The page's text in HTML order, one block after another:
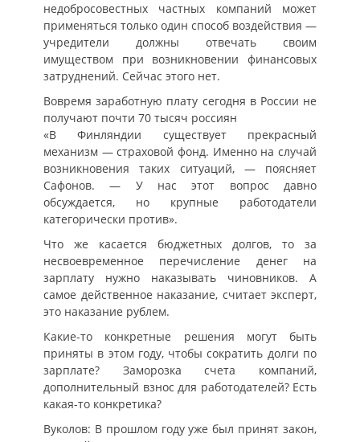
недобросовестных частных компаний может
применяться только один способ воздействия —
учредители должны отвечать своим
имуществом при возникновении финансовых
затруднений. Сейчас этого нет.
Вовремя заработную плату сегодня в России не
получают почти 70 тысяч россиян
«В Финляндии существует прекрасный
механизм — страховой фонд. Именно на случай
возникновения таких ситуаций, — поясняет
Сафонов. — У нас этот вопрос давно
обсуждается, но крупные работодатели
категорически против».
Что же касается бюджетных долгов, то за
несвоевременное перечисление денег на
зарплату нужно наказывать чиновников. А
самое действенное наказание, считает эксперт,
это наказание рублем.
Какие-то конкретные решения могут быть
приняты в этом году, чтобы сократить долги по
зарплате? Заморозка счета компаний,
дополнительный взнос для работодателей? Есть
какая-то конкретика?
Вуколов: В прошлом году уже был принят закон,